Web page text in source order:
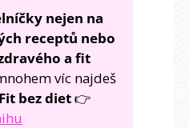
nejen na
receptů nebo
a fit
víc najdeš
bez diet👉